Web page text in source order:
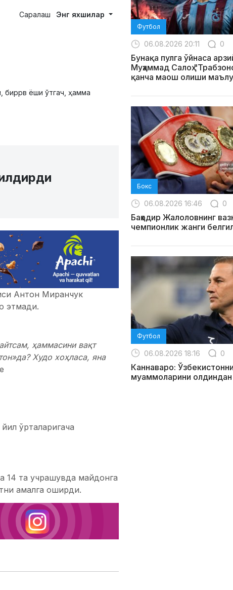
Саралаш Энг яхшилар
биррв ёши ўтгач, ҳамма
Антон Миранчук
этмади.
ҳаммасини вақт
Худо хоҳласа, яна
ўрталаригача
14 та учрашувда майдонга
амалга оширди.
Футбол
06.08.2026 20:11 0
Бунақа пулга ўйнаса
Муҳаммад Салоҳ
қанча маош олиши
Бокс
06.08.2026 16:46 0
Баҳодир Жалоловнинг
чемпионлик жанги
Футбол
06.08.2026 18:16 0
Каннаваро:
муаммоларини олдиндан